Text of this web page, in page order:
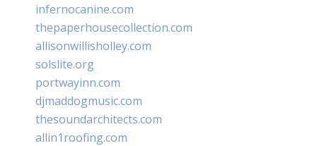
infernocanine.com
thepaperhousecollection.com
allisonwillisholley.com
solslite.org
portwayinn.com
djmaddogmusic.com
thesoundarchitects.com
allin1roofing.com